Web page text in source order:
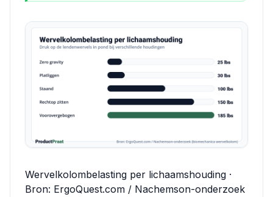
Wervelkolombelasting per lichaamshouding ·
Bron: ErgoQuest.com / Nachemson-onderzoek